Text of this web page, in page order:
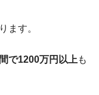
ます。
で1200万円以上 も